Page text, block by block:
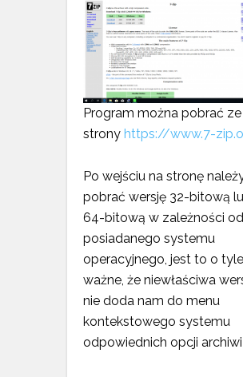
Program można pobrać ze
strony https://www.7-
Po wejściu na stronę
pobrać wersję 32-bitową
64-bitową w zależności od
posiadanego systemu
operacyjnego, jest to o tyle
ważne, że niewłaściwa
nie doda nam do menu
kontekstowego systemu
odpowiednich opcji